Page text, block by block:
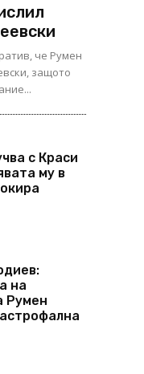
че Румен
защото
с Краси
му в
на
Румен